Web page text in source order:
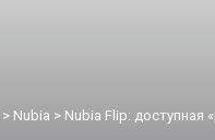
> Nubia > Nubia Flip: доступная «раскладушка» на Snapdragon 7 Gen 1